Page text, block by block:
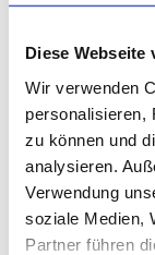
Diese Webseite
Wir verwenden
personalisieren,
zu können und
analysieren.
Verwendung
soziale Medien,
Partner führen